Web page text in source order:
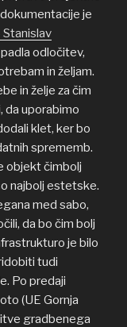
je
Stanislav
odločitev,
in željam.
in želje za čim
da uporabimo
klet, ker bo
sprememb.
objekt čimbolj
najbolj estetske.
med sabo,
da bo čim bolj
je bilo
tudi
Po predaji
(UE Gornja
gradbenega